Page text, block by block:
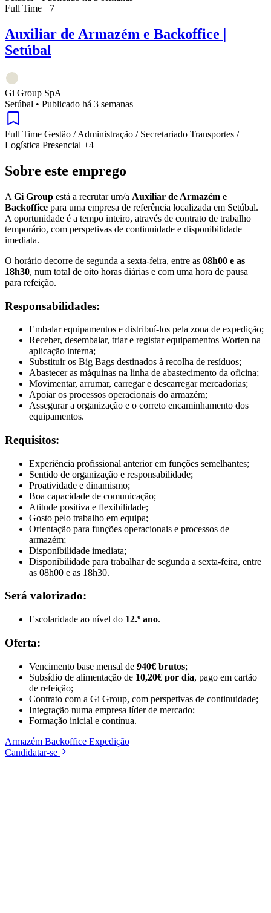
Full Time +7
Auxiliar de Armazém e Backoffice |
Setúbal
Gi Group SpA
Setúbal • Publicado há 3 semanas
Full Time Gestão / Administração / Secretariado Transportes /
Logística Presencial +4
Sobre este emprego
A Gi Group está a recrutar um/a Auxiliar de Armazém e
Backoffice para uma empresa de referência localizada em Setúbal.
A oportunidade é a tempo inteiro, através de contrato de trabalho
temporário, com perspetivas de continuidade e disponibilidade
imediata.
O horário decorre de segunda a sexta-feira, entre as 08h00 e as
18h30, num total de oito horas diárias e com uma hora de pausa
para refeição.
Responsabilidades:
Embalar equipamentos e distribuí-los pela zona de expedição;
Receber, desembalar, triar e registar equipamentos Worten na
aplicação interna;
Substituir os Big Bags destinados à recolha de resíduos;
Abastecer as máquinas na linha de abastecimento da oficina;
Movimentar, arrumar, carregar e descarregar mercadorias;
Apoiar os processos operacionais do armazém;
Assegurar a organização e o correto encaminhamento dos
equipamentos.
Requisitos:
Experiência profissional anterior em funções semelhantes;
Sentido de organização e responsabilidade;
Proatividade e dinamismo;
Boa capacidade de comunicação;
Atitude positiva e flexibilidade;
Gosto pelo trabalho em equipa;
Orientação para funções operacionais e processos de
armazém;
Disponibilidade imediata;
Disponibilidade para trabalhar de segunda a sexta-feira, entre
as 08h00 e as 18h30.
Será valorizado:
Escolaridade ao nível do 12.º ano.
Oferta:
Vencimento base mensal de 940€ brutos;
Subsídio de alimentação de 10,20€ por dia, pago em cartão
de refeição;
Contrato com a Gi Group, com perspetivas de continuidade;
Integração numa empresa líder de mercado;
Formação inicial e contínua.
Armazém Backoffice Expedição
Candidatar-se